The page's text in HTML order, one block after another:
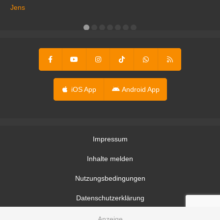
Jens
iOS App Android App
Impressum
Inhalte melden
Nutzungsbedingungen
Datenschutzerklärung
Datenschutzeinstellungen